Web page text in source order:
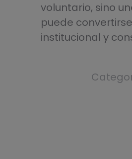
voluntario, sino
puede
institucional y